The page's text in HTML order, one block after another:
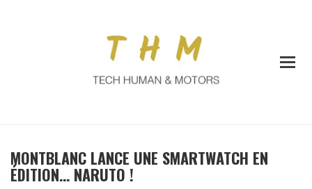
MONTBLANC LANCE UNE SMARTWATCH EN
ÉDITION… NARUTO !